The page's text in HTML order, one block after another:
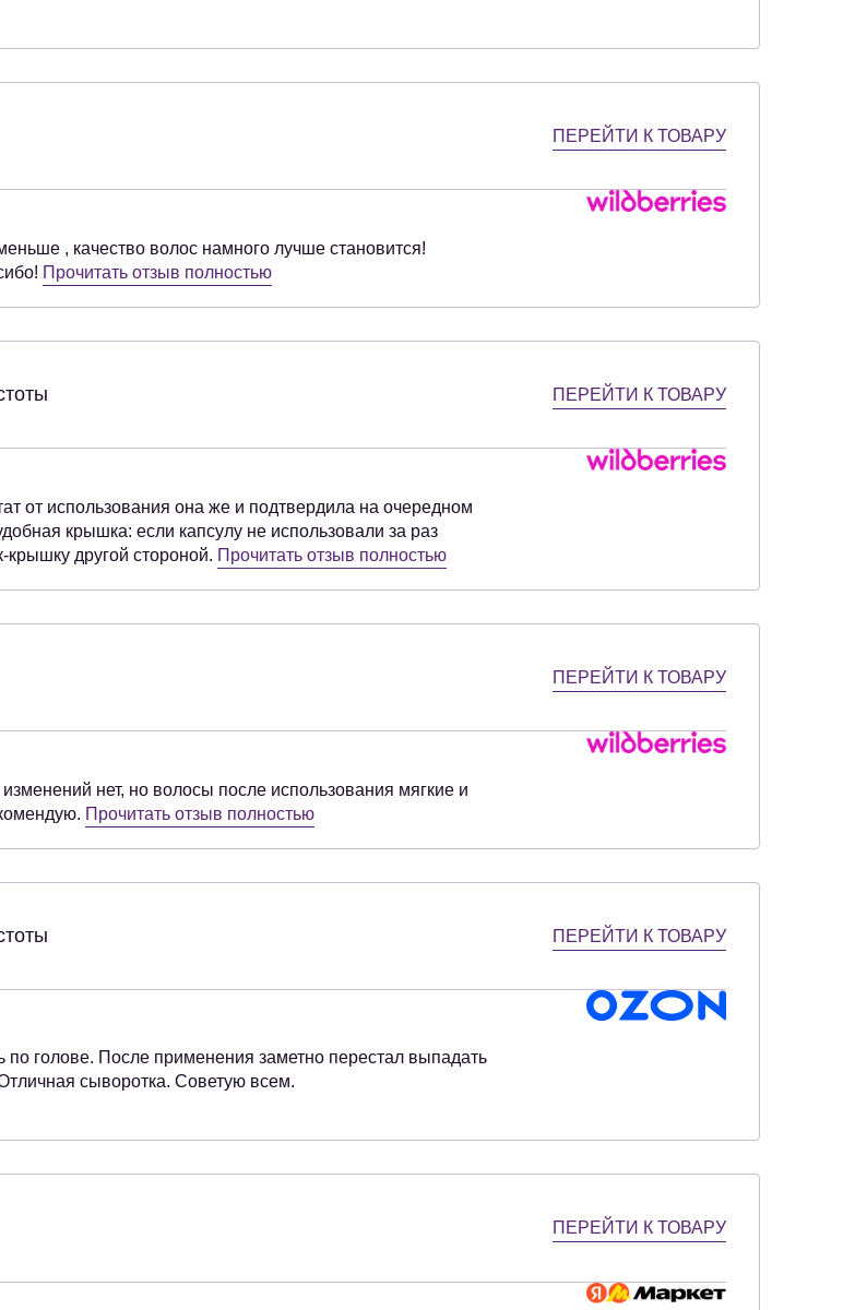
ПЕРЕЙТИ К ТОВАРУ
, качество волос намного лучше становится!
Прочитать отзыв полностью
ПЕРЕЙТИ К ТОВАРУ
от использования она же и подтвердила на очередном
крышка: если капсулу не использовали за раз
другой стороной. Прочитать отзыв полностью
ПЕРЕЙТИ К ТОВАРУ
нет, но волосы после использования мягкие и
Прочитать отзыв полностью
ПЕРЕЙТИ К ТОВАРУ
по голове. После применения заметно перестал выпадать
сыворотка. Советую всем.
ПЕРЕЙТИ К ТОВАРУ